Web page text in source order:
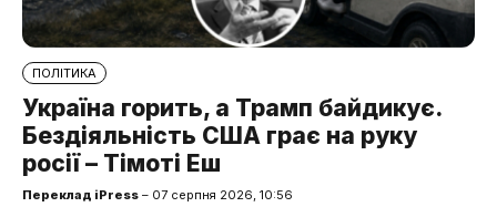
ПОЛІТИКА
Україна горить, а Трамп байдикує.
Бездіяльність США грає на руку
росії – Тімоті Еш
Переклад iPress – 07 серпня 2026, 10:56